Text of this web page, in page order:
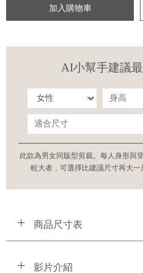
加入購物車
AI小幫手建議
此款為男女同版型剪裁。每人身形與
較大者，可選擇比建議尺寸再大一
商品尺寸表
影片介紹